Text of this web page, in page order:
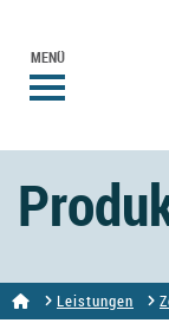
MENÜ
Leistungen